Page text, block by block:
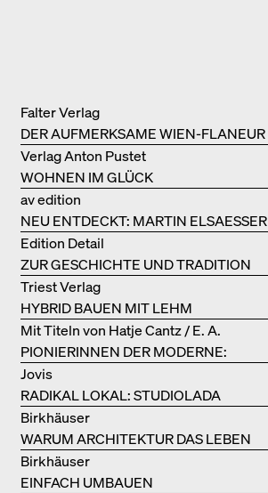
DER AUFMERKSAME WIEN-FLANEUR
Falter Verlag
WOHNEN IM GLÜCK
Verlag Anton Pustet
NEU ENTDECKT: MARTIN ELSAESSER
av edition
ZUR GESCHICHTE UND TRADITION
VON LEHMBAUTEN
Edition Detail
HYBRID BAUEN MIT LEHM
Triest Verlag
PIONIERINNEN DER MODERNE:
DANKE FÜR DAS INTERESSE AN
UNSERER DRITTEN BÜCHERSOIRÉE!
Mit Titeln von Hatje Cantz / E. A.
Seemann / Promedia
RADIKAL LOKAL: STUDIOLADA
Jovis
WARUM ARCHITEKTUR DAS LEBEN
VERBESSERN KANN: ANNA
HERINGER
Birkhäuser
EINFACH UMBAUEN
Birkhäuser